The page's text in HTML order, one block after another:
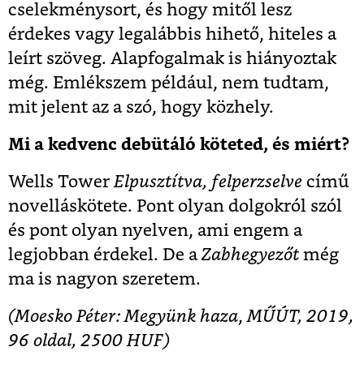
cselekménysort, és hogy mitől lesz
érdekes vagy legalábbis hihető, hiteles a
leírt szöveg. Alapfogalmak is hiányoztak
még. Emlékszem például, nem tudtam,
mit jelent az a szó, hogy közhely.
Mi a kedvenc debütáló köteted, és miért?
Wells Tower Elpusztítva, felperzselve című
novelláskötete. Pont olyan dolgokról szól
és pont olyan nyelven, ami engem a
legjobban érdekel. De aZabhegyezőtmég
ma is nagyon szeretem.
(Moesko Péter: Megyünk haza, MŰÚT, 2019,
96 oldal, 2500 HUF)